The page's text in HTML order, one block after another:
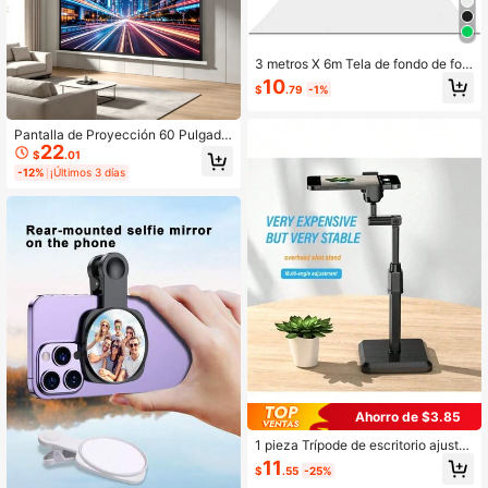
Pantalla de Proyección 60 Pulgada
s, 84 Pulgadas, 72 Pulgadas, 100 P
ulgadas, 120 Pulgadas, 150 Pulgad
as, Pantalla de Proyección Portátil
Plegable 16:9 4K 3D Interior/Exterio
mping y Actividades de Entretenimi
ento
$22.01
-12% ¡Últimos 3 días
3 metros X 6m Tela de fondo de fot
ografía engrosada PULUZ
$10.79 -1%
Ahorro de $3.85
1 pieza Trípode de escritorio ajusta
ble a 360° para transmisión en vivo,
soporte flexible y cómodo para teléf
$11.55 -25%